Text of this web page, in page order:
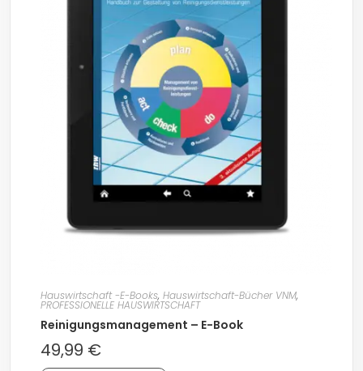
Hauswirtschaft -E-Books, Hauswirtschaft-Bücher VNM,
PROFESSIONELLE HAUSWIRTSCHAFT
Reinigungsmanagement – E-Book
49,99 €